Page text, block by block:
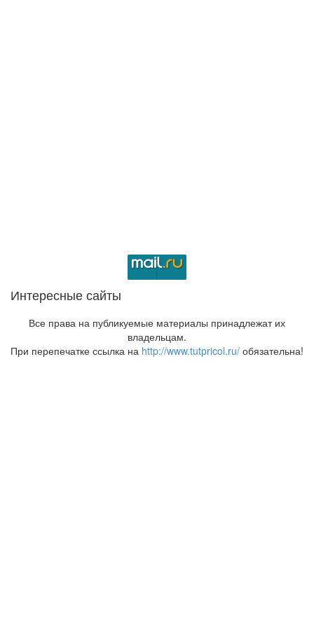
Интересные сайты
Все права на публикуемые материалы принадлежат их
владельцам.
При перепечатке ссылка на http://www.tutpricol.ru/ обязательна!